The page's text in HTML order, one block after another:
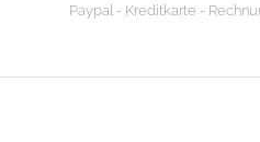
Paypal - Kreditkarte -